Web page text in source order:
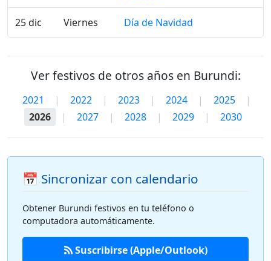
25 dic Viernes Día de Navidad
Ver festivos de otros años en Burundi:
2021 | 2022 | 2023 | 2024 | 2025
|
2026
| 2027 | 2028 | 2029 | 2030
📅 Sincronizar con calendario
Obtener Burundi festivos en tu teléfono o
computadora automáticamente.
Suscribirse (Apple/Outlook)